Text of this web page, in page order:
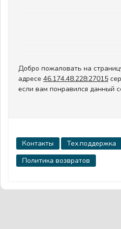
Добро пожаловать на
адресе 46.174.48.228:27015
если вам понравился данный
Контакты Тех.поддержка
Политика возвратов